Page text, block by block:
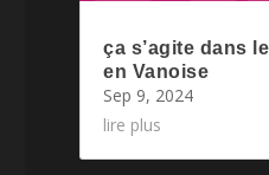
ça s’agite dans
en Vanoise
Sep 9, 2024
lire plus